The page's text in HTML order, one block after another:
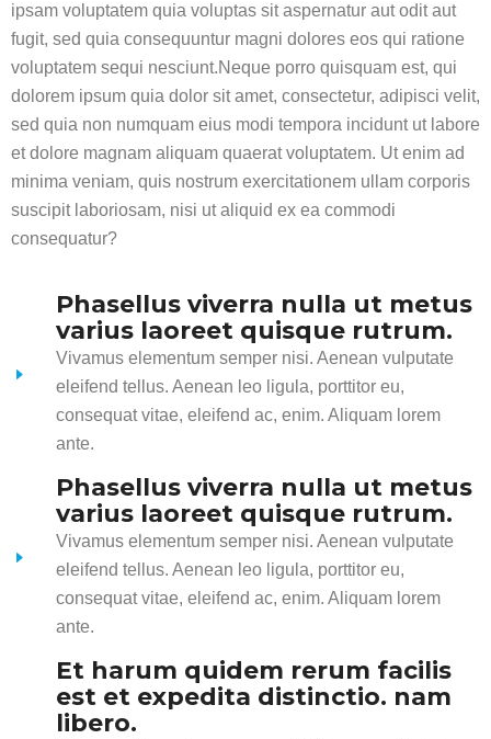
ipsam voluptatem quia voluptas sit aspernatur aut odit aut
fugit, sed quia consequuntur magni dolores eos qui ratione
voluptatem sequi nesciunt.Neque porro quisquam est, qui
dolorem ipsum quia dolor sit amet, consectetur, adipisci velit,
sed quia non numquam eius modi tempora incidunt ut labore
et dolore magnam aliquam quaerat voluptatem. Ut enim ad
minima veniam, quis nostrum exercitationem ullam corporis
suscipit laboriosam, nisi ut aliquid ex ea commodi
consequatur?
Phasellus viverra nulla ut metus
varius laoreet quisque rutrum.
Vivamus elementum semper nisi. Aenean vulputate
eleifend tellus. Aenean leo ligula, porttitor eu,
consequat vitae, eleifend ac, enim. Aliquam lorem
ante.
Phasellus viverra nulla ut metus
varius laoreet quisque rutrum.
Vivamus elementum semper nisi. Aenean vulputate
eleifend tellus. Aenean leo ligula, porttitor eu,
consequat vitae, eleifend ac, enim. Aliquam lorem
ante.
Et harum quidem rerum facilis
est et expedita distinctio. nam
libero.